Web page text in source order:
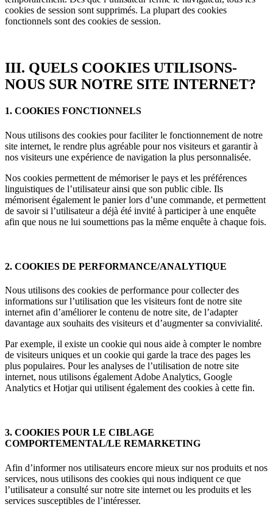
cookies de session sont supprimés. La plupart des cookies
fonctionnels sont des cookies de session.
III. QUELS COOKIES UTILISONS-
NOUS SUR NOTRE SITE INTERNET?
1. COOKIES FONCTIONNELS
Nous utilisons des cookies pour faciliter le fonctionnement de notre
site internet, le rendre plus agréable pour nos visiteurs et garantir à
nos visiteurs une expérience de navigation la plus personnalisée.
Nos cookies permettent de mémoriser le pays et les préférences
linguistiques de l’utilisateur ainsi que son public cible. Ils
mémorisent également le panier lors d’une commande, et permettent
de savoir si l’utilisateur a déjà été invité à participer à une enquête
afin que nous ne lui soumettions pas la même enquête à chaque fois.
2. COOKIES DE PERFORMANCE/ANALYTIQUE
Nous utilisons des cookies de performance pour collecter des
informations sur l’utilisation que les visiteurs font de notre site
internet afin d’améliorer le contenu de notre site, de l’adapter
davantage aux souhaits des visiteurs et d’augmenter sa convivialité.
Par exemple, il existe un cookie qui nous aide à compter le nombre
de visiteurs uniques et un cookie qui garde la trace des pages les
plus populaires. Pour les analyses de l’utilisation de notre site
internet, nous utilisons également Adobe Analytics, Google
Analytics et Hotjar qui utilisent également des cookies à cette fin.
3. COOKIES POUR LE CIBLAGE
COMPORTEMENTAL/LE REMARKETING
Afin d’informer nos utilisateurs encore mieux sur nos produits et nos
services, nous utilisons des cookies qui nous indiquent ce que
l’utilisateur a consulté sur notre site internet ou les produits et les
services susceptibles de l’intéresser.